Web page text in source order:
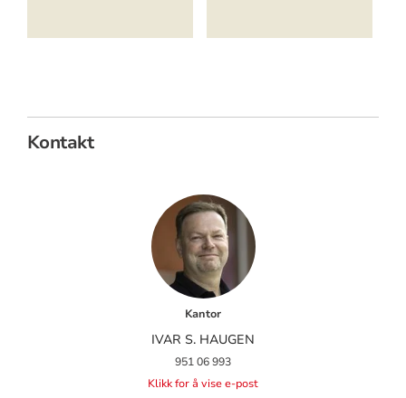
Kontakt
Kantor
IVAR S. HAUGEN
951 06 993
Klikk for å vise e-post